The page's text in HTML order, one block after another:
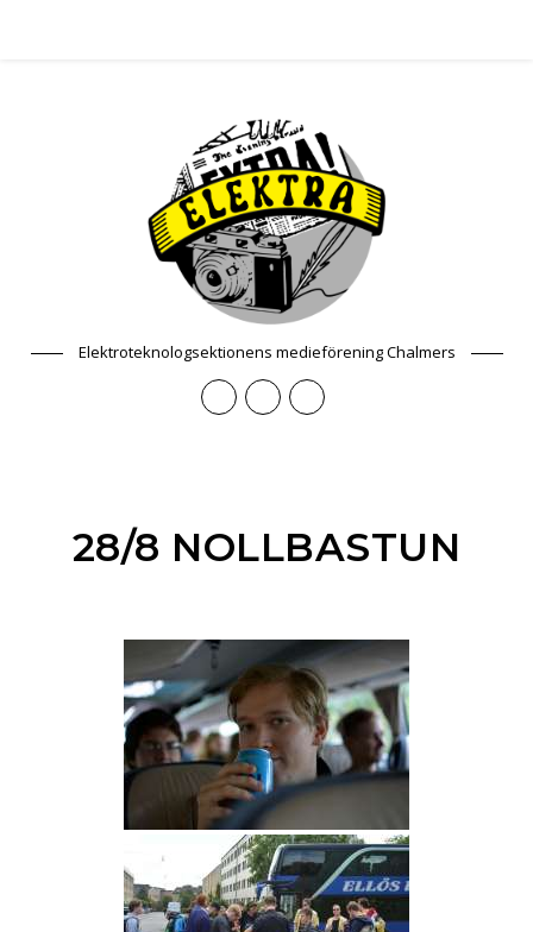
Elektroteknologsektionens medieförening Chalmers
28/8 NOLLBASTUN